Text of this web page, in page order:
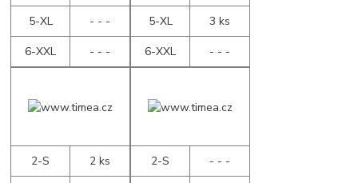
5-XL
- - -
6-XXL
- - -
5-XL
3 ks
6-XXL
- - -
2-S
2 ks
2-S
- - -